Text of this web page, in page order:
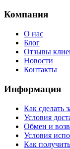
Компания
О нас
Блог
Отзывы
Новости
Контакты
Информация
Как сделать
Условия
Обмен и
Условия
Как